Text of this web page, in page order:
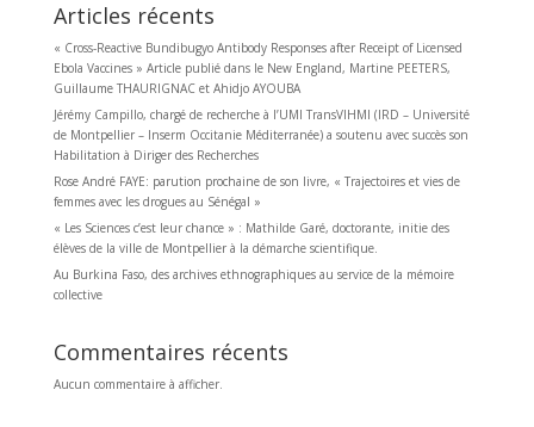
Articles récents
« Cross-Reactive Bundibugyo Antibody Responses after Receipt of Licensed
Ebola Vaccines » Article publié dans le New England, Martine PEETERS,
Guillaume THAURIGNAC et Ahidjo AYOUBA
Jérémy Campillo, chargé de recherche à l’UMI TransVIHMI (IRD – Université
de Montpellier – Inserm Occitanie Méditerranée) a soutenu avec succès son
Habilitation à Diriger des Recherches
Rose André FAYE: parution prochaine de son livre, « Trajectoires et vies de
femmes avec les drogues au Sénégal »
« Les Sciences c’est leur chance » : Mathilde Garé, doctorante, initie des
élèves de la ville de Montpellier à la démarche scientifique.
Au Burkina Faso, des archives ethnographiques au service de la mémoire
collective
Commentaires récents
Aucun commentaire à afficher.